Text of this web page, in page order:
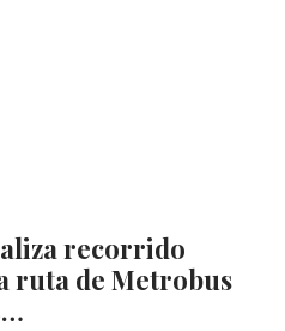
recorrido
ruta de Metrobus